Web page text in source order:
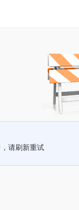
请刷新重试